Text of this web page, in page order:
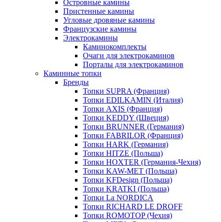
Островные камины
Пристенные камины
Угловые дровяные камины
Французские камины
Электрокамины
Каминокомплекты
Очаги для электрокаминов
Порталы для электрокаминов
Каминные топки
Бренды
Топки SUPRA (Франция)
Топки EDILKAMIN (Италия)
Топки AXIS (Франция)
Топки KEDDY (Швеция)
Топки BRUNNER (Германия)
Топки FABRILOR (Франция)
Топки HARK (Германия)
Топки HITZE (Польша)
Топки HOXTER (Германия-Чехия)
Топки KAW-MET (Польша)
Топки KFDesign (Польша)
Топки KRATKI (Польша)
Топки La NORDICA
Топки RICHARD LE DROFF
Топки ROMOTOP (Чехия)